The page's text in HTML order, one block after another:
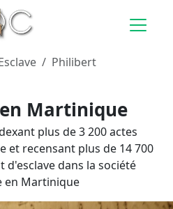
Martinique
plus de 3 200 actes
et recensant plus de 14 700
d'esclave dans la société
en Martinique
Philibert